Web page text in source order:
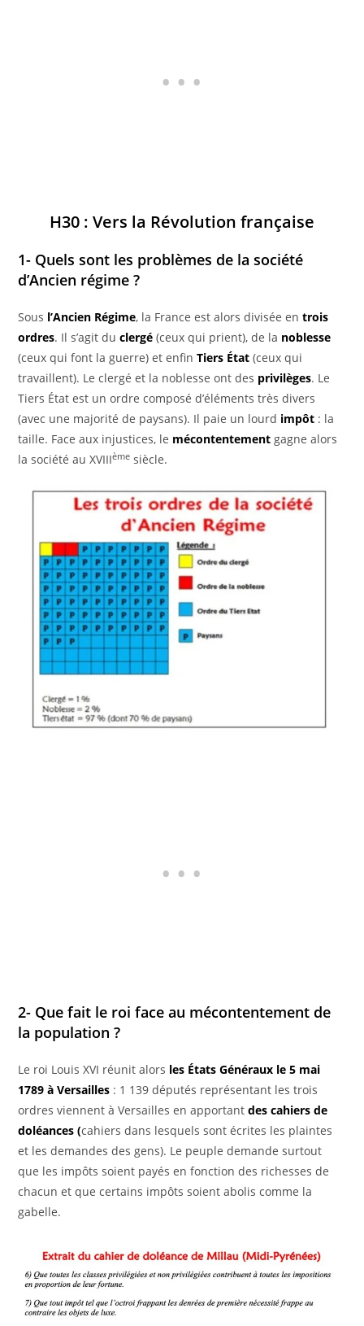
H30 : Vers la Révolution française
1- Quels sont les problèmes de la société
d’Ancien régime ?
Sous l’Ancien Régime, la France est alors divisée entrois
ordres. Il s’agit duclergé (ceux qui prient), de la noblesse
(ceux qui font la guerre) et enfinTiers État (ceux qui
travaillent). Le clergé et la noblesse ont des privilèges. Le
Tiers État est un ordre composé d’éléments très divers
(avec une majorité de paysans). Il paie un lourd impôt : la
taille. Face aux injustices, le mécontentement gagne alors
la société au XVIIIème siècle.
2- Que fait le roi face au mécontentement de
la population ?
Le roi Louis XVI réunit alors les États Généraux le 5 mai
1789 à Versailles : 1 139 députés représentant les trois
ordres viennent à Versailles en apportantdes cahiers de
doléances (cahiers dans lesquels sont écrites les plaintes
et les demandes des gens). Le peuple demande surtout
que les impôts soient payés en fonction des richesses de
chacun et que certains impôts soient abolis comme la
gabelle.